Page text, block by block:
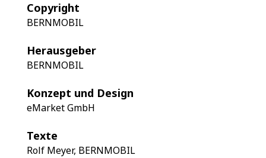
Copyright
BERNMOBIL
Herausgeber
BERNMOBIL
Konzept und Design
eMarket GmbH
Texte
Rolf Meyer, BERNMOBIL